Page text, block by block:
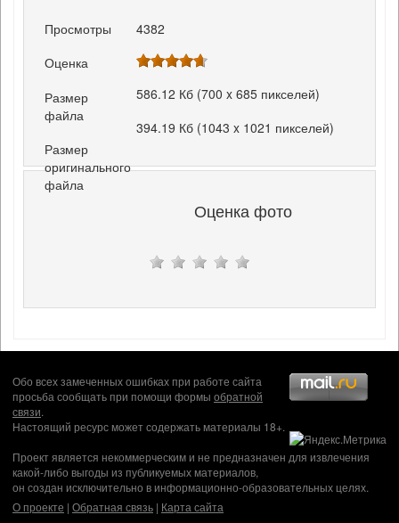
Просмотры
4382
Оценка
Размер
файла
586.12 Кб (700 x 685 пикселей)
Размер
оригинального
файла
394.19 Кб (1043 x 1021 пикселей)
Оценка фото
Обо всех замеченных ошибках при работе сайта
просьба сообщать при помощи формы обратной
связи.
Настоящий ресурс может содержать материалы 18+.
Проект является некоммерческим и не предназначен для извлечения
какой-либо выгоды из публикуемых материалов,
он создан исключительно в информационно-образовательных целях.
О проекте | Обратная связь | Карта сайта